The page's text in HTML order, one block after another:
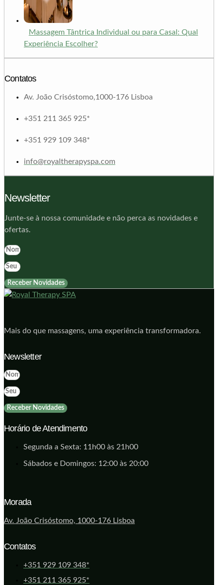
Massagem Tântrica Individual ou para Casal: Qual
Experiência Escolher?
Contatos
Av. João Crisóstomo,1000-176 Lisboa
+351 211 365 925*
+351 929 109 348*
info@royaltherapyspa.com
Newsletter
Junte-se à nossa comunidade e não perca as novidades e
ofertas.
Receber Novidades
Mais do que massagens, uma experiência transformadora.
Newsletter
Receber Novidades
Horário de Atendimento
Segunda a Sexta: 11h00 às 21h00
Sábados e Domingos: 12:00 às 20:00
Morada
Av. João Crisóstomo, 1000-176 Lisboa
Contatos
+351 929 109 348*
+351 211 365 925*